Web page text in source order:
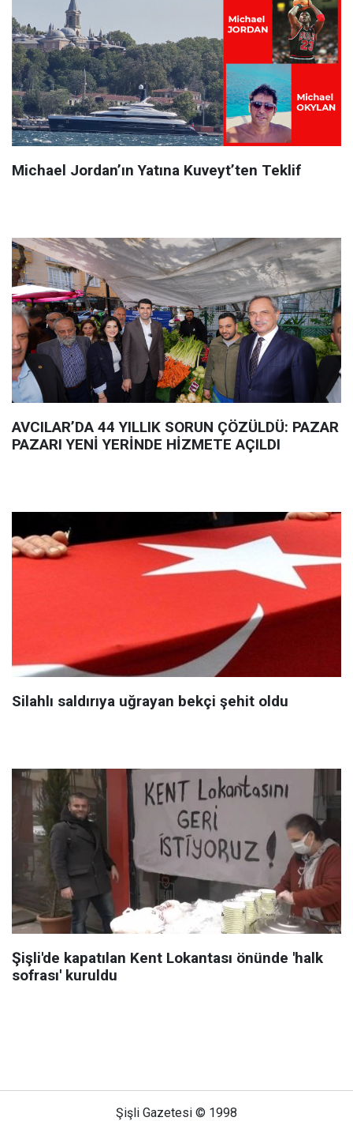
Michael Jordan’ın Yatına Kuveyt’ten Teklif
AVCILAR’DA 44 YILLIK SORUN ÇÖZÜLDÜ: PAZAR
PAZARI YENİ YERİNDE HİZMETE AÇILDI
Silahlı saldırıya uğrayan bekçi şehit oldu
Şişli'de kapatılan Kent Lokantası önünde 'halk
sofrası' kuruldu
Şişli Gazetesi © 1998